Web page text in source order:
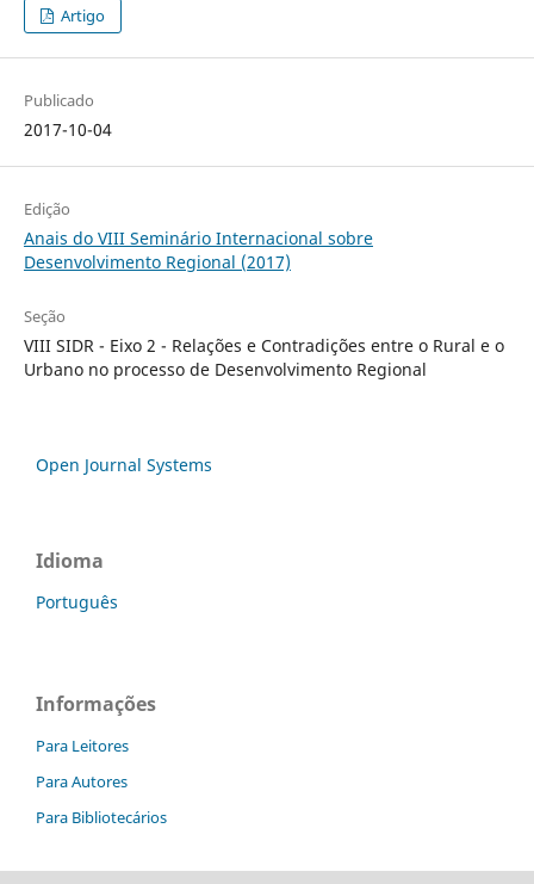
Artigo
Publicado
2017-10-04
Edição
Anais do VIII Seminário Internacional sobre
Desenvolvimento Regional (2017)
Seção
VIII SIDR - Eixo 2 - Relações e Contradições entre o Rural e o
Urbano no processo de Desenvolvimento Regional
Open Journal Systems
Idioma
Português
Informações
Para Leitores
Para Autores
Para Bibliotecários